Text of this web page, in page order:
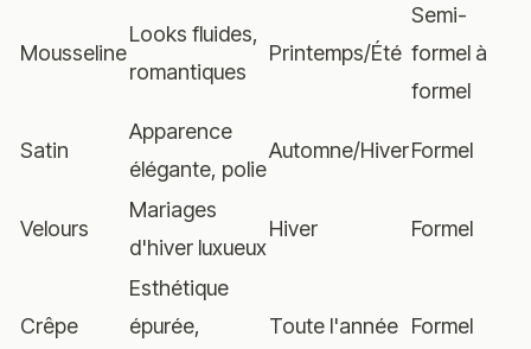
Mousseline
Looks fluides,
romantiques
Printemps/Été
Semi-
formel à
formel
Satin
Apparence
élégante, polie
Automne/HiverFormel
Velours
Mariages
d'hiver luxueux
Hiver Formel
Crêpe
Esthétique
épurée,
Toute l'année Formel